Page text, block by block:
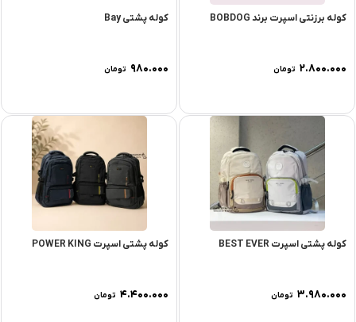
کوله برزنتی اسپرت برند BOBDOG
۲.۸۰۰.۰۰۰ تومان
کوله پشتی Bay
۹۸۰.۰۰۰ تومان
کوله پشتی اسپرت BEST EVER
۳.۹۸۰.۰۰۰ تومان
کوله پشتی اسپرت POWER KING
۴.۴۰۰.۰۰۰ تومان